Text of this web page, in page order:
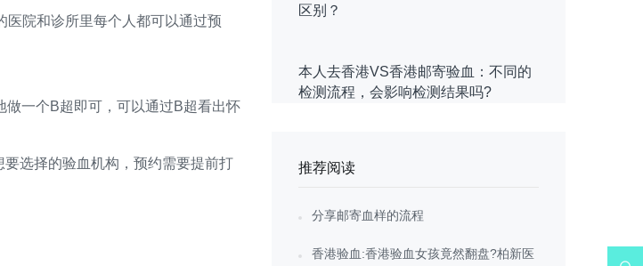
院和诊所里每个人都可以通过预
一个B超即可，可以通过B超看出怀
选择的验血机构，预约需要提前打
区别？
本人去香港VS香港邮寄验血：不同的
检测流程，会影响检测结果吗?
推荐阅读
分享邮寄血样的流程
香港验血:香港验血女孩竟然翻盘?柏新医